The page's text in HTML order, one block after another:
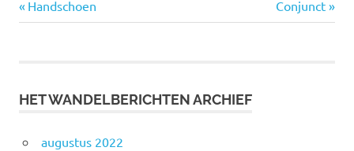
Bericht
Vorige
bericht:
Handschoen
Volgende
bericht:
Conjunct
HET WANDELBERICHTEN ARCHIEF
augustus 2022